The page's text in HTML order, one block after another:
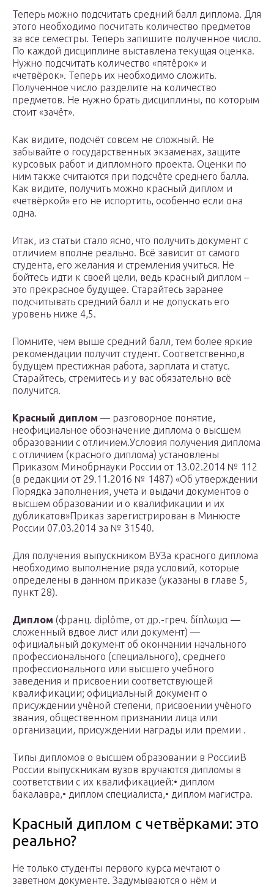
Теперь можно подсчитать средний балл диплома. Для
этого необходимо посчитать количество предметов
за все семестры. Теперь запишите полученное число.
По каждой дисциплине выставлена текущая оценка.
Нужно подсчитать количество «пятёрок» и
«четвёрок». Теперь их необходимо сложить.
Полученное число разделите на количество
предметов. Не нужно брать дисциплины, по которым
стоит «зачёт».
Как видите, подсчёт совсем не сложный. Не
забывайте о государственных экзаменах, защите
курсовых работ и дипломного проекта. Оценки по
ним также считаются при подсчёте среднего балла.
Как видите, получить можно красный диплом и
«четвёркой» его не испортить, особенно если она
одна.
Итак, из статьи стало ясно, что получить документ с
отличием вполне реально. Всё зависит от самого
студента, его желания и стремления учиться. Не
бойтесь идти к своей цели, ведь красный диплом –
это прекрасное будущее. Старайтесь заранее
подсчитывать средний балл и не допускать его
уровень ниже 4,5.
Помните, чем выше средний балл, тем более яркие
рекомендации получит студент. Соответственно,в
будущем престижная работа, зарплата и статус.
Старайтесь, стремитесь и у вас обязательно всё
получится.
Красный диплом — разговорное понятие,
неофициальное обозначение диплома о высшем
образовании с отличием.Условия получения диплома
с отличием (красного диплома) установлены
Приказом Минобрнауки России от 13.02.2014 № 112
(в редакции от 29.11.2016 № 1487) «Об утверждении
Порядка заполнения, учета и выдачи документов о
высшем образовании и о квалификации и их
дубликатов»Приказ зарегистрирован в Минюсте
России 07.03.2014 за № 31540.
Для получения выпускником ВУЗа красного диплома
необходимо выполнение ряда условий, которые
определены в данном приказе (указаны в главе 5,
пункт 28).
Диплом (франц. diplôme, от др.-греч. δίπλωμα —
сложенный вдвое лист или документ) —
официальный документ об окончании начального
профессионального (специального), среднего
профессионального или высшего учебного
заведения и присвоении соответствующей
квалификации; официальный документ о
присуждении учёной степени, присвоении учёного
звания, общественном признании лица или
организации, присуждении награды или премии .
Типы дипломов о высшем образовании в РоссииВ
России выпускникам вузов вручаются дипломы в
соответствии с их квалификацией:• диплом
бакалавра,• диплом специалиста,• диплом магистра.
Красный диплом с четвёрками: это
реально?
Не только студенты первого курса мечтают о
заветном документе. Задумываются о нём и